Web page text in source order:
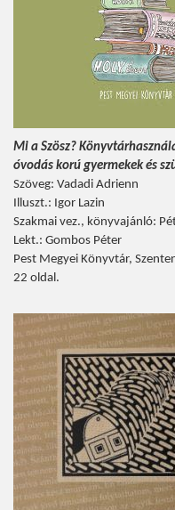
Mi a Szösz?
óvodás korú gyermekek és
Szöveg: Vadadi Adrienn
Illuszt.: Igor Lazin
Szakmai vez., könyvajánló:
Lekt.: Gombos Péter
Pest Megyei Könyvtár,
22 oldal.